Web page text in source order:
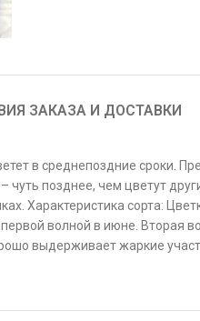
ЗАКАЗА И ДОСТАВКИ
в среднепоздние сроки.
позднее, чем цветут
Характеристика сорта:
волной в июне. Вторая
выдерживает жаркие